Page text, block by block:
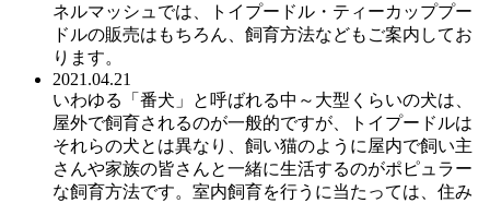
ネルマッシュでは、トイプードル・ティーカッププー
ドルの販売はもちろん、飼育方法などもご案内してお
ります。
2021.04.21
いわゆる「番犬」と呼ばれる中～大型くらいの犬は、
屋外で飼育されるのが一般的ですが、トイプードルは
それらの犬とは異なり、飼い猫のように屋内で飼い主
さんや家族の皆さんと一緒に生活するのがポピュラー
な飼育方法です。室内飼育を行うに当たっては、住み